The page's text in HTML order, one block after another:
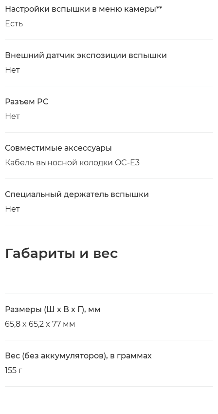
Настройки вспышки в меню камеры**
Есть
Внешний датчик экспозиции вспышки
Нет
Разъем PC
Нет
Совместимые аксессуары
Кабель выносной колодки OC-E3
Специальный держатель вспышки
Нет
Габариты и вес
Размеры (Ш x В x Г), мм
65,8 x 65,2 x 77 мм
Вес (без аккумуляторов), в граммах
155 г